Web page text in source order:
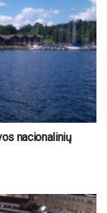
nacionalinių